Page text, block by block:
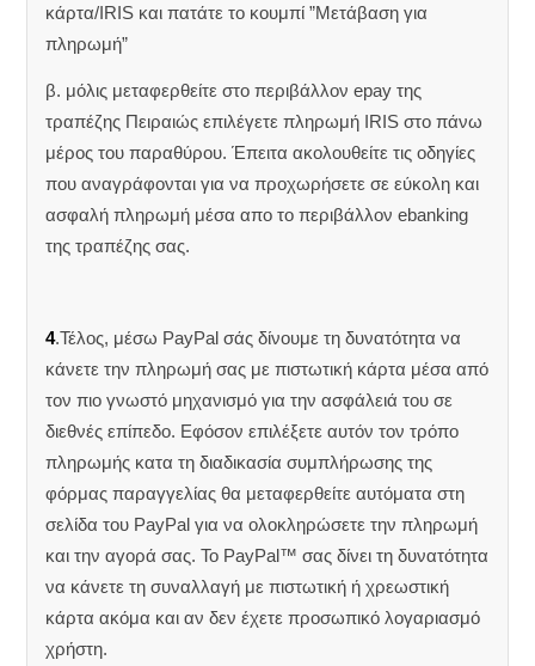
κάρτα/IRIS και πατάτε το κουμπί ”Μετάβαση για
πληρωμή”
β. μόλις μεταφερθείτε στο περιβάλλον epay της
τραπέζης Πειραιώς επιλέγετε πληρωμή IRIS στο πάνω
μέρος του παραθύρου. Έπειτα ακολουθείτε τις οδηγίες
που αναγράφονται για να προχωρήσετε σε εύκολη και
ασφαλή πληρωμή μέσα απο το περιβάλλον ebanking
της τραπέζης σας.
4.Τέλος, μέσω PayPal σάς δίνουμε τη δυνατότητα να
κάνετε την πληρωμή σας με πιστωτική κάρτα μέσα από
τον πιο γνωστό μηχανισμό για την ασφάλειά του σε
διεθνές επίπεδο. Εφόσον επιλέξετε αυτόν τον τρόπο
πληρωμής κατα τη διαδικασία συμπλήρωσης της
φόρμας παραγγελίας θα μεταφερθείτε αυτόματα στη
σελίδα του PayPal για να ολοκληρώσετε την πληρωμή
και την αγορά σας. Το PayPal™ σας δίνει τη δυνατότητα
να κάνετε τη συναλλαγή με πιστωτική ή χρεωστική
κάρτα ακόμα και αν δεν έχετε προσωπικό λογαριασμό
χρήστη.